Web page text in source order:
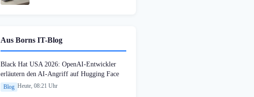
Aus Borns IT-Blog
Black Hat USA 2026: OpenAI-Entwickler
erläutern den AI-Angriff auf Hugging Face
Blog Heute, 08:21 Uhr